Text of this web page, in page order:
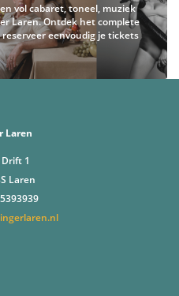
vol cabaret, toneel, muziek
Laren. Ontdek het complete
eenvoudig je tickets
Laren
1
Laren